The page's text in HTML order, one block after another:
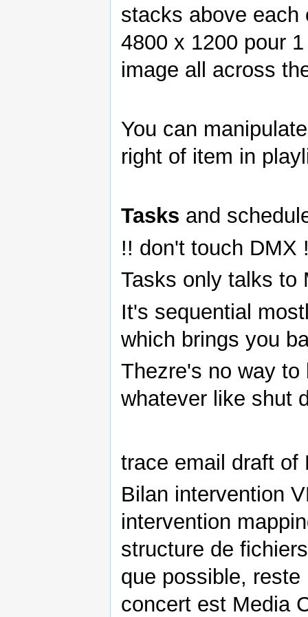
stacks above each
4800 x 1200 pour
image all across
You can
right of item in
Tasks and
!! don't touch DMX
Tasks only talks to
It's sequential
which brings you
Thezre's no way
whatever like shut
trace email draft of
Bilan intervention
intervention
structure de
que possible,
concert est Media